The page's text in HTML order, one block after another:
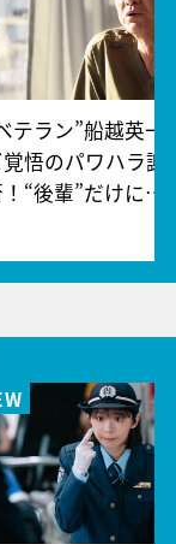
テラン”船越英一
覚悟のパワハラ謝
“後輩”だけに…